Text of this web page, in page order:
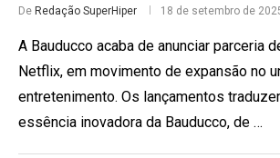
De Redação SuperHiper 18 de setembro de
A Bauducco acaba de anunciar parceria
Netflix, em movimento de expansão no
entretenimento. Os lançamentos
essência inovadora da Bauducco, de …